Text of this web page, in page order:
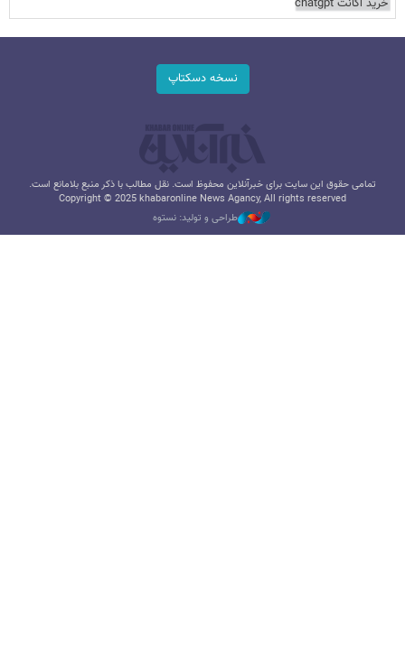
نسخه دسکتاپ
تمامی حقوق این سایت برای خبرآنلاین محفوظ است. نقل مطالب با ذکر منبع بلامانع است.
Copyright © 2025 khabaronline News Agancy, All rights reserved
طراحی و تولید: نستوه